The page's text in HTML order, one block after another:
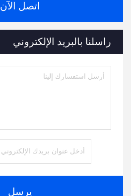
اتصل الآن
راسلنا بالبريد الإلكتروني
يرسل